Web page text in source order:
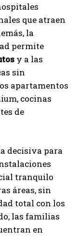
que atraen
la
permite
y a las
sin
apartamentos
cocinas
de
decisiva para
tranquilo
áreas, sin
total con los
las familias
en